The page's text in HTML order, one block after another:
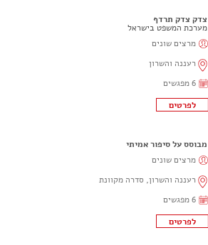
צדק צדק תרדף
מערכת המשפט בישראל
מרצים שונים
רעננה והשרון
6 מפגשים
מבוסס על סיפור אמיתי
מרצים שונים
רעננה והשרון, סדרה מקוונת
6 מפגשים